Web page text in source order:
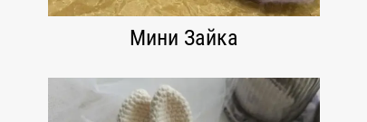
Мини Зайка